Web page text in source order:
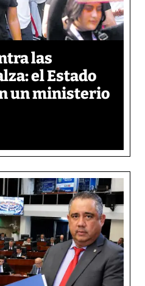
las
el Estado
un ministerio